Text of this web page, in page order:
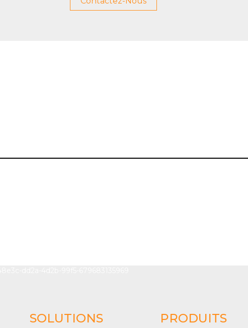
SOLUTIONS PRODUITS